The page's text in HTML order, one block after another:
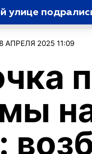
улице
8 АПРЕЛЯ 2025 11:09